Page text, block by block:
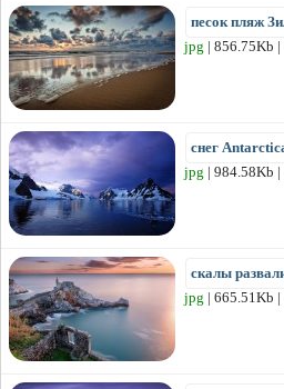
песок пляж
jpg | 856.75Kb |
снег
jpg | 984.58Kb |
скалы
jpg | 665.51Kb |